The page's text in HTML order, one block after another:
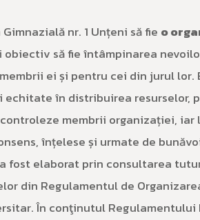
nr. 1 Unțeni să fie o
obiectiv să fie întâmpinarea
ei și pentru cei din jurul lor.
în distribuirea resurselor,
membrii organizației, iar
înțelese și urmate de
a fost elaborat prin consultarea
din Regulamentul de
În conţinutul Regulamentului